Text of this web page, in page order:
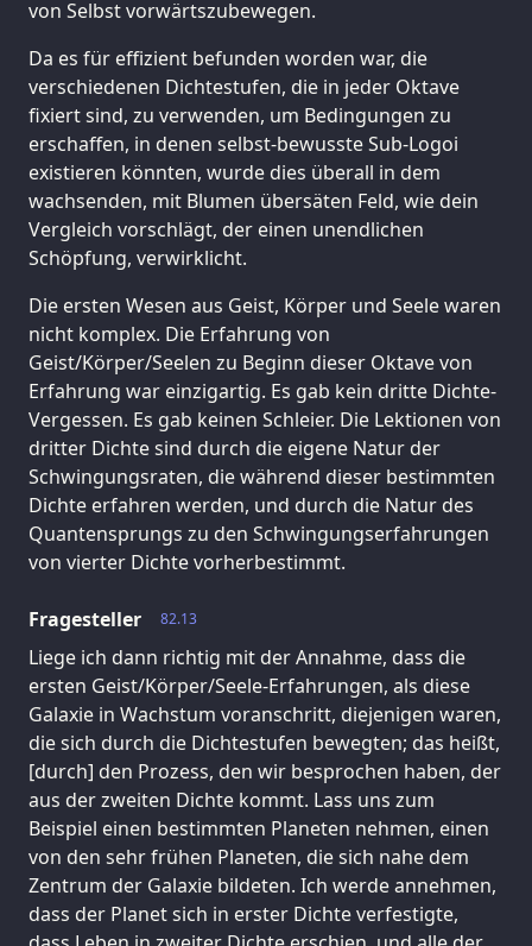
von Selbst vorwärtszubewegen.
Da es für effizient befunden worden war, die
verschiedenen Dichtestufen, die in jeder Oktave
fixiert sind, zu verwenden, um Bedingungen zu
erschaffen, in denen selbst-bewusste Sub-Logoi
existieren könnten, wurde dies überall in dem
wachsenden, mit Blumen übersäten Feld, wie dein
Vergleich vorschlägt, der einen unendlichen
Schöpfung, verwirklicht.
Die ersten Wesen aus Geist, Körper und Seele waren
nicht komplex. Die Erfahrung von
Geist/Körper/Seelen zu Beginn dieser Oktave von
Erfahrung war einzigartig. Es gab kein dritte Dichte-
Vergessen. Es gab keinen Schleier. Die Lektionen von
dritter Dichte sind durch die eigene Natur der
Schwingungsraten, die während dieser bestimmten
Dichte erfahren werden, und durch die Natur des
Quantensprungs zu den Schwingungserfahrungen
von vierter Dichte vorherbestimmt.
82.13
Fragesteller
Liege ich dann richtig mit der Annahme, dass die
ersten Geist/Körper/Seele-Erfahrungen, als diese
Galaxie in Wachstum voranschritt, diejenigen waren,
die sich durch die Dichtestufen bewegten; das heißt,
[durch] den Prozess, den wir besprochen haben, der
aus der zweiten Dichte kommt. Lass uns zum
Beispiel einen bestimmten Planeten nehmen, einen
von den sehr frühen Planeten, die sich nahe dem
Zentrum der Galaxie bildeten. Ich werde annehmen,
dass der Planet sich in erster Dichte verfestigte,